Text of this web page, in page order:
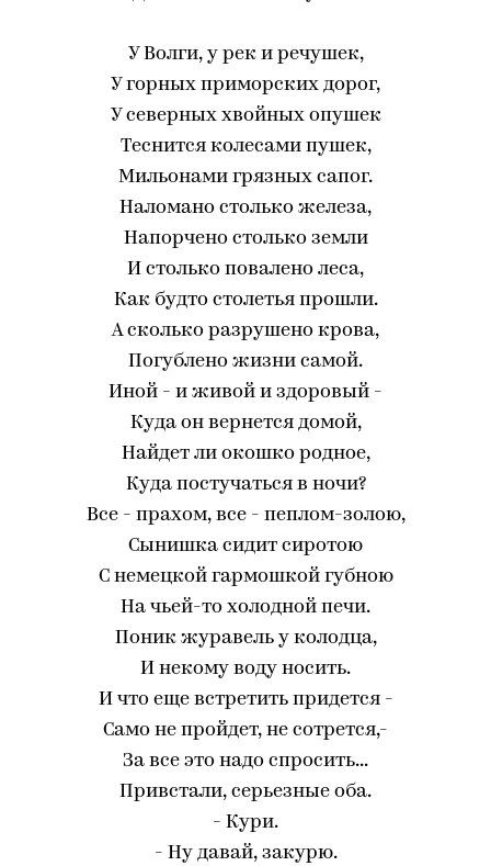
У Волги, у рек и речушек,
У горных приморских дорог,
У северных хвойных опушек
Теснится колесами пушек,
Мильонами грязных сапог.
Наломано столько железа,
Напорчено столько земли
И столько повалено леса,
Как будто столетья прошли.
А сколько разрушено крова,
Погублено жизни самой.
Иной - и живой и здоровый -
Куда он вернется домой,
Найдет ли окошко родное,
Куда постучаться в ночи?
Все - прахом, все - пеплом-золою,
Сынишка сидит сиротою
С немецкой гармошкой губною
На чьей-то холодной печи.
Поник журавель у колодца,
И некому воду носить.
И что еще встретить придется -
Само не пройдет, не сотрется,-
За все это надо спросить...
Привстали, серьезные оба.
- Кури.
- Ну давай, закурю.